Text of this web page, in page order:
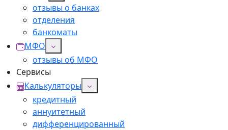
отзывы о банках
отделения
банкоматы
МФО
отзывы об МФО
Сервисы
Калькуляторы
кредитный
аннуитетный
дифференцированный